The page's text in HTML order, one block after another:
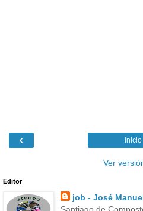
‹ Inicio
Ver
Editor
job - José
Santiago de